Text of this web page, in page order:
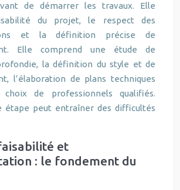
de démarrer les travaux. Elle
du projet, le respect des
et la définition précise de
Elle comprend une étude de
la définition du style et de
l’élaboration de plans techniques
de professionnels qualifiés.
étape peut entraîner des difficultés
et
: le fondement du